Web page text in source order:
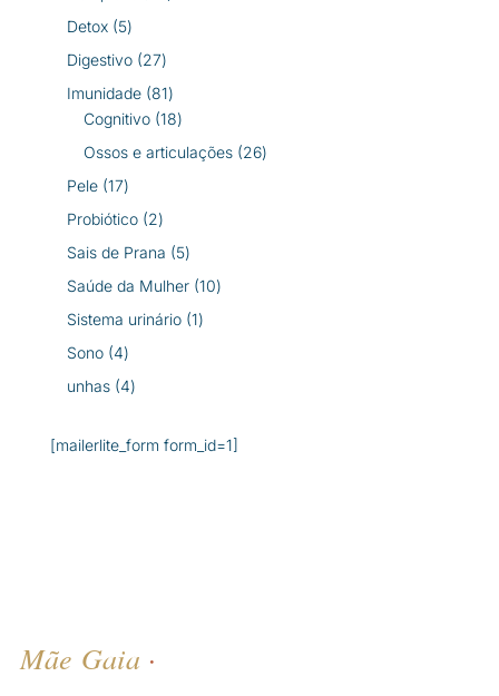
Detox 55
produtos
Digestivo 2727
produtos
Imunidade 8181
produtos
Cognitivo 1818
produtos
Ossos e articulações 2626
Pele 1717
produtos
Probiótico 22
produtos
Sais de Prana 55
produtos
Saúde da Mulher 1010
Sistema urinário 11
Sono 44
produtos
unhas 44
[mailerlite_form form_id=1]
Mãe Gaia ·